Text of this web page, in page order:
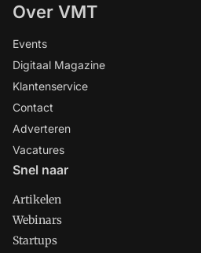
Over VMT
Events
Digitaal Magazine
Klantenservice
Contact
Adverteren
Vacatures
Snel naar
Artikelen
Webinars
Startups